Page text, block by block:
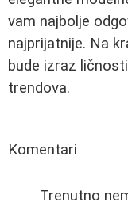
vam najbolje
najprijatnije. Na
bude izraz
trendova.
Komentari
Trenutno